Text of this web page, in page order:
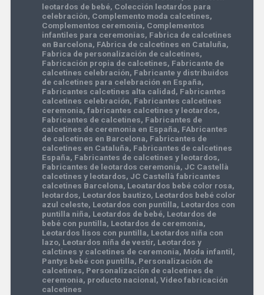
leotardos de bebé, Colección leotardos para
celebración, Complemento moda calcetines,
Complementos ceremonia, Complementos
infantiles para ceremonias, Fabrica de calcetines
en Barcelona, FAbrica de calcetines en Cataluña,
Fabrica de personalización de calcetines,
Fabricación propia de calcetines, Fabricante de
calcetines celebración, Fabricante y distribuidos
de calcetines para celebración en España,
Fabricantes calcetines alta calidad, Fabricantes
calcetines celebración, Fabricantes calcetines
ceremonia, fabricantes calcetines y leotardos,
Fabricantes de calcetines, Fabricantes de
calcetines de ceremonia en España, FAbricantes
de calcetines en Barcelona, Fabricantes de
calcetines en Cataluña, Fabricantes de calcetines
España, Fabricantes de calcetines y leotardos,
Fabricantes de leotardos ceremonia, JC Castellà
calcetines y leotardos, JC Castellà fabricantes
calcetines Barcelona, Leoatardos bebé color rosa,
leotardos, Leotardos bautizo, Leotardos bebé color
azul celeste, Leotardos con puntilla, Leotardos con
puntilla niña, Leotardos de bebé, Leotardos de
bebé con puntilla, Leotardos de ceremonia,
Leotardos lisos con puntilla, Leotardos niña con
lazo, Leotardos niña de vestir, Leotardos y
calctines y calcetines de ceremonia, Moda infantil,
Pantys bebé con puntilla, Personalización de
calcetines, Personalización de calcetines de
ceremonia, producto nacional, Video fabricación
calcetines